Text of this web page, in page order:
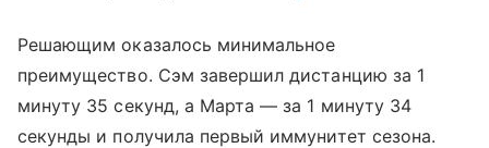
Решающим оказалось минимальное
преимущество. Сэм завершил дистанцию за 1
минуту 35 секунд, а Марта — за 1 минуту 34
секунды и получила первый иммунитет сезона.